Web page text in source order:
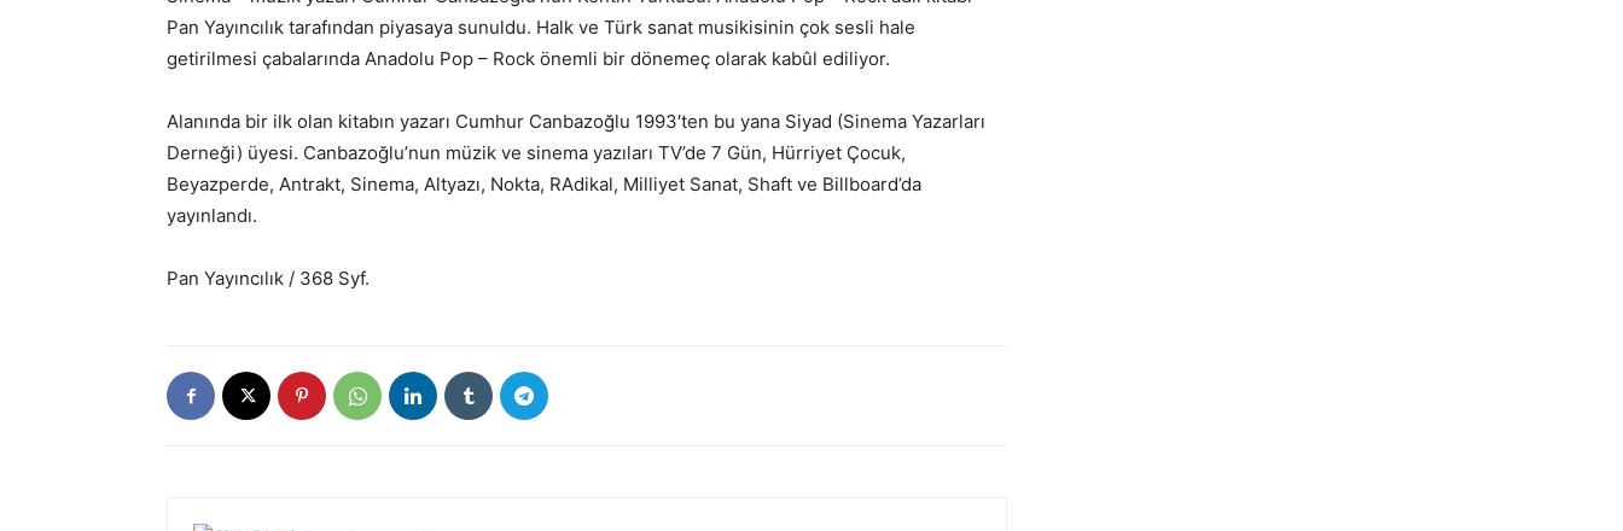
Pan Yayıncılık tarafından piyasaya sunuldu. Halk ve Türk sanat musikisinin çok sesli hale
getirilmesi çabalarında Anadolu Pop – Rock önemli bir dönemeç olarak kabûl ediliyor.
Alanında bir ilk olan kitabın yazarı Cumhur Canbazoğlu 1993′ten bu yana Siyad (Sinema Yazarları
Derneği) üyesi. Canbazoğlu’nun müzik ve sinema yazıları TV’de 7 Gün, Hürriyet Çocuk,
Beyazperde, Antrakt, Sinema, Altyazı, Nokta, RAdikal, Milliyet Sanat, Shaft ve Billboard’da
yayınlandı.
Pan Yayıncılık / 368 Syf.